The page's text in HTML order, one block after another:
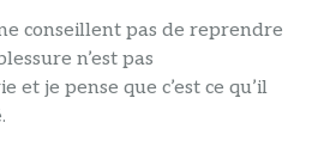
conseillent pas de reprendre
n’est pas
et je pense que c’est ce qu’il